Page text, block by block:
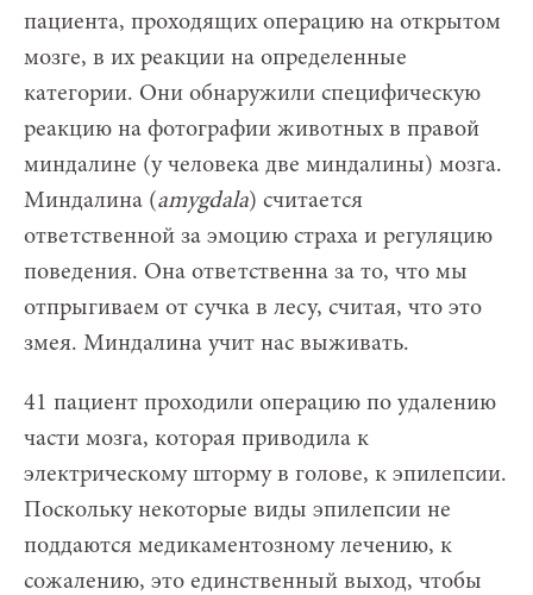
пациента, проходящих операцию на открытом
мозге, в их реакции на определенные
категории. Они обнаружили специфическую
реакцию на фотографии животных в правой
миндалине (у человека две миндалины) мозга.
Миндалина (amygdala) считается
ответственной за эмоцию страха и регуляцию
поведения. Она ответственна за то, что мы
отпрыгиваем от сучка в лесу, считая, что это
змея. Миндалина учит нас выживать.
41 пациент проходили операцию по удалению
части мозга, которая приводила к
электрическому шторму в голове, к эпилепсии.
Поскольку некоторые виды эпилепсии не
поддаются медикаментозному лечению, к
сожалению, это единственный выход, чтобы